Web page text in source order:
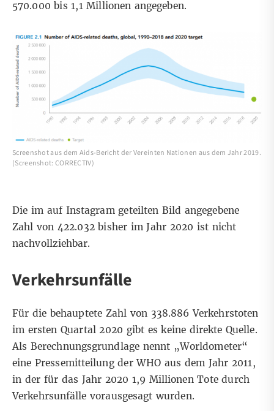
570.000 bis 1,1 Millionen angegeben.
Screenshot aus dem Aids-Bericht der Vereinten Nationen aus dem Jahr 2019.
(Screenshot: CORRECTIV)
Die im auf Instagram geteilten Bild angegebene
Zahl von 422.032 bisher im Jahr 2020 ist nicht
nachvollziehbar.
Verkehrsunfälle
Für die behauptete Zahl von 338.886 Verkehrstoten
im ersten Quartal 2020 gibt es keine direkte Quelle.
Als Berechnungsgrundlage nennt „Worldometer“
einePressemitteilungder WHO aus dem Jahr 2011,
in der für das Jahr 2020 1,9 Millionen Tote durch
Verkehrsunfälle vorausgesagt wurden.